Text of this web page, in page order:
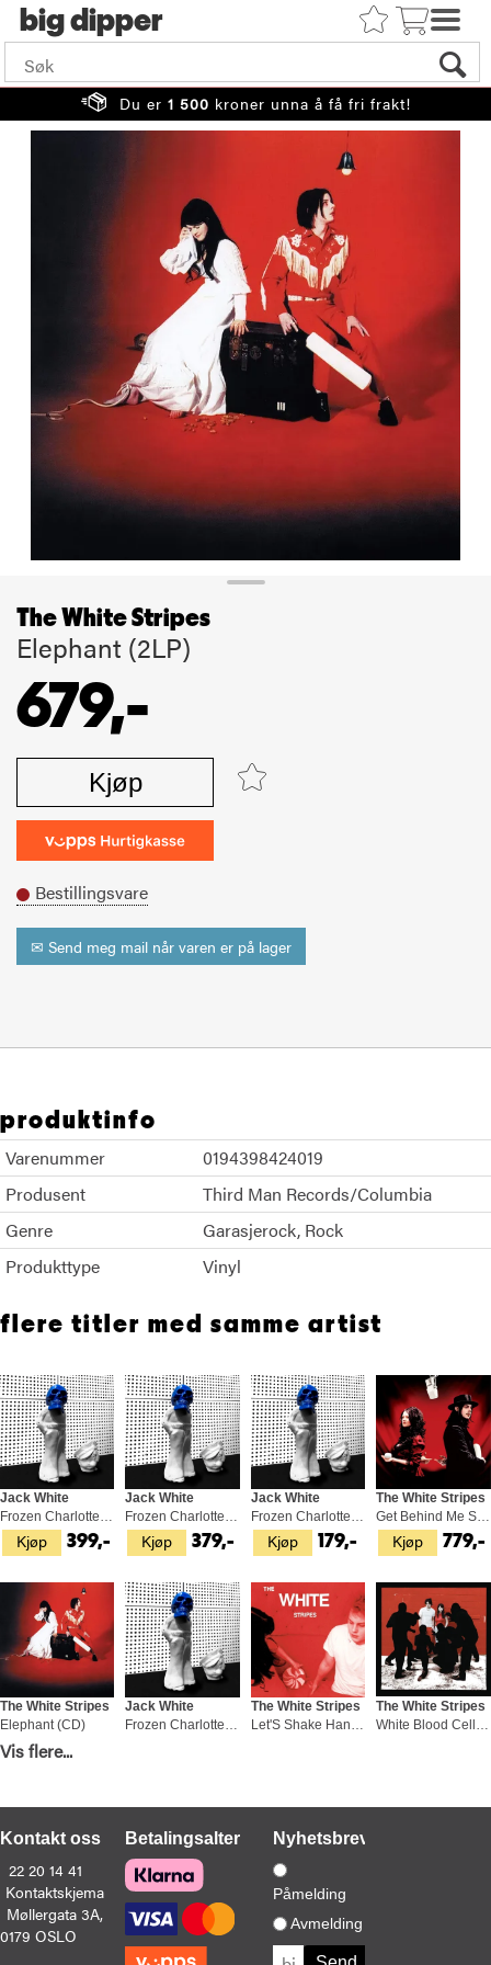
big
Du er 1 500 kroner unna å få fri frakt!
The White Stripes
Elephant (2LP)
679,-
Kjøp
Bestillingsvare
✉ Send meg mail når varen er på lager
produktinfo
Varenummer
0194398424019
Produsent
Third Man Records/Columbia
Genre
Garasjerock Rock
Produkttype
Vinyl
flere titler med samme artist
Kjøp
Jack White
Frozen Charlotte - LTD (LP)
399,- Kjøp
Jack White
Frozen Charlotte (LP)
379,- Kjøp
Jack White
Frozen Charlotte (CD)
179,- Kjøp
The White Stripes
Get Behind Me Satan: 20th… - LTD (2LP)
779,-
Kjøp
The White Stripes
Elephant (CD)
169,-
Jack White
The White Stripes
The White Stripes
The White Stripes
De Stijl (LP)
Kjøp
The White Stripes
The White Stripes (LP)
599,- Kjøp
Jack White
Blunderbuss (LP)
429,-
Vis flere...
Kontakt oss
22 20 14 41
Kontaktskjema
Møllergata 3A,
0179 OSLO
BetalingsalternativerNyhetsbrev
Påmelding
Avmelding